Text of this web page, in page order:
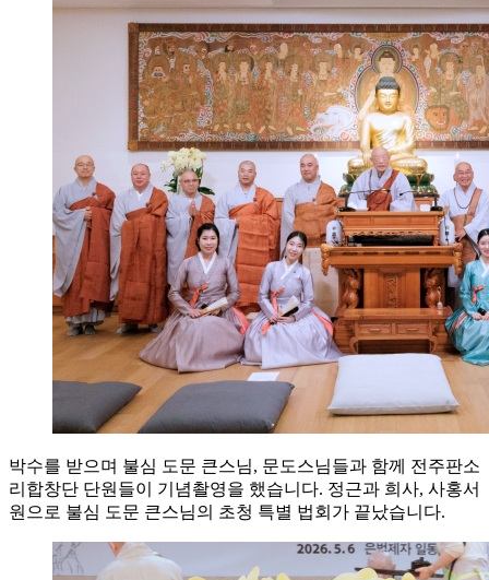
박수를 받으며 불심 도문 큰스님, 문도스님들과 함께 전주판소
리합창단 단원들이 기념촬영을 했습니다. 정근과 희사, 사홍서
원으로 불심 도문 큰스님의 초청 특별 법회가 끝났습니다.